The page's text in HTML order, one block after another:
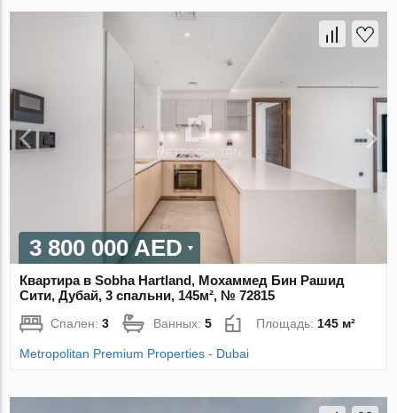
3 800 000 AED
Квартира в Sobha Hartland, Мохаммед Бин Рашид
Сити, Дубай, 3 спальни, 145м², № 72815
Спален:3 Ванных:5 Площадь: 145 м²
Metropolitan Premium Properties - Dubai